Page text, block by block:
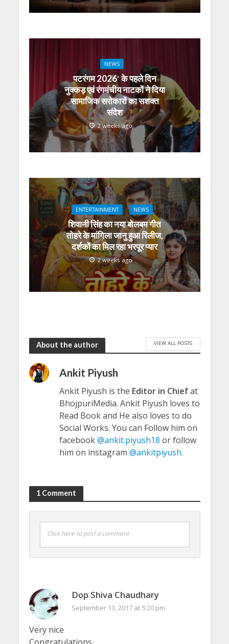
NEWS
पटरंगम 2026′ के पहले दिन
नुक्कड़ एवं रंगमंचीय नाटकों ने दिया
सामाजिक सरोकारों का सशक्त
संदेश
2 weeks ago
ENTERTAINMENT NEWS
शिवानी सिंह का नया बोलबम गीत
तोहरे के मांगिला जानु हुआ रिलीज,
दर्शकों का मिल रहा भरपूर प्यार
2 weeks ago
About the author VIEW ALL POSTS
Ankit Piyush
Ankit Piyush is the Editor in Chiefat
BhojpuriMedia. Ankit Piyush loves to
Read Book and He also loves to do
Social Works. You can Follow him on
facebook@ankit.piyush18 or follow
him on instagram @ankitpiyush.
1 Comment
Click here to post a comment
Dop Shiva Chaudhary
September 13, 2017 at 5:20 pm
Very nice